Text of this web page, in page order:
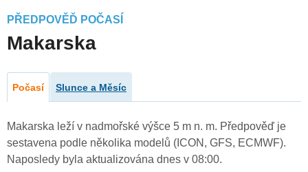
PŘEDPOVĚĎ POČASÍ
Makarska
Počasí Slunce a Měsíc
Makarska leží v nadmořské výšce 5 m n. m. Předpověď je
sestavena podle několika modelů (ICON, GFS, ECMWF).
Naposledy byla aktualizována dnes v 08:00.